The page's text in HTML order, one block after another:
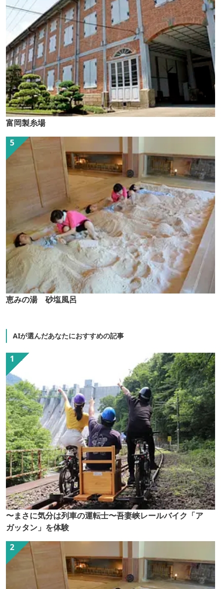
富岡製糸場
恵みの湯 砂塩風呂
AIが選んだあなたにおすすめの記事
〜まさに気分は列車の運転士〜吾妻峡レールバイク「ア
ガッタン」を体験